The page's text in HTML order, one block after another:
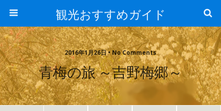
観光おすすめガイド
2016年1月26日 • No Comments
青梅の旅 ～吉野梅郷～